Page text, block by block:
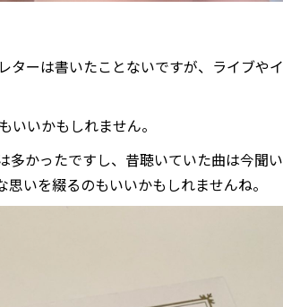
ターは書いたことないですが、ライブやイ
いいかもしれません。
多かったですし、昔聴いていた曲は今聞い
いを綴るのもいいかもしれませんね。